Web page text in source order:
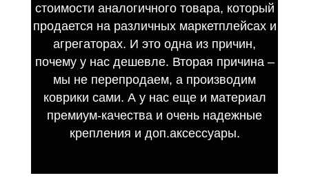
стоимости аналогичного товара, который
продается на различных маркетплейсах и
агрегаторах. И это одна из причин,
почему у нас дешевле. Вторая причина –
мы не перепродаем, а производим
коврики сами. А у нас еще и материал
премиум-качества и очень надежные
крепления и доп.аксессуары.